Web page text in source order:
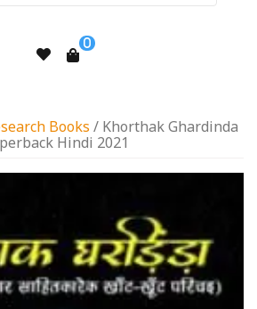
0
Books / Khorthak Ghardinda
Hindi 2021